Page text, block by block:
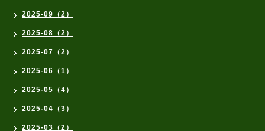
2025-09（2）
2025-08（2）
2025-07（2）
2025-06（1）
2025-05（4）
2025-04（3）
2025-03（2）